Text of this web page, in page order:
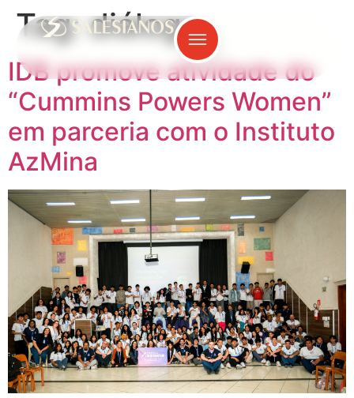
Tag:diálogo
IDB promove atividade do
“Cummins Powers Women”
em parceria com o Instituto
AzMina